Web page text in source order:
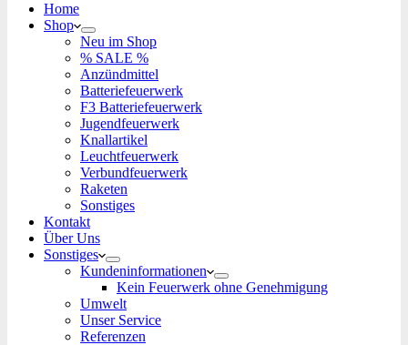
Home
Shop
Neu im Shop
% SALE %
Anzündmittel
Batteriefeuerwerk
F3 Batteriefeuerwerk
Jugendfeuerwerk​
Knallartikel
Leuchtfeuerwerk​
Verbundfeuerwerk
Raketen
Sonstiges
Kontakt
Über Uns
Sonstiges
Kundeninformationen
Kein Feuerwerk ohne Genehmigung
Umwelt
Unser Service
Referenzen